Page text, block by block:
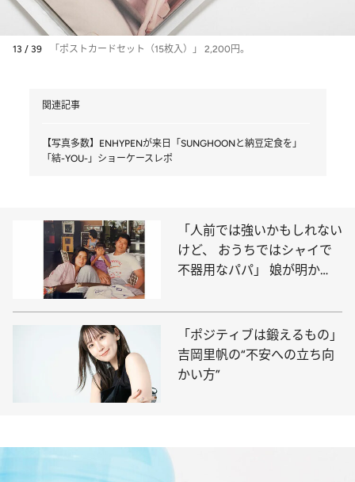
13 / 39 「ポストカードセット（15枚入）」 2,200円。
関連記事
【写真多数】ENHYPENが来日「SUNGHOONと納豆定食を」
「結-YOU-」ショーケースレポ
「人前では強いかもしれない
けど、 おうちではシャイで
不器用なパパ」 娘が明か
「ポジティブは鍛えるもの」
吉岡里帆の“不安への立ち向
かい方”